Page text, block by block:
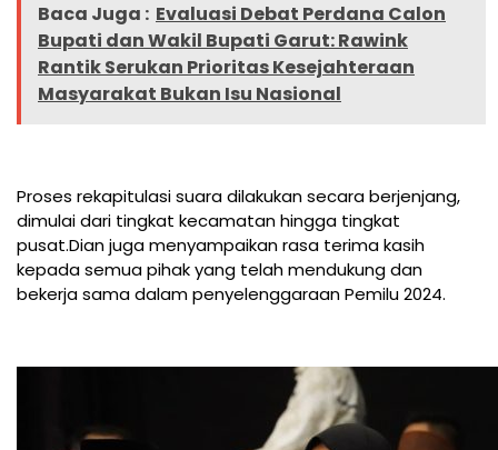
Baca Juga : Evaluasi Debat Perdana Calon
Bupati dan Wakil Bupati Garut: Rawink
Rantik Serukan Prioritas Kesejahteraan
Masyarakat Bukan Isu Nasional
Proses rekapitulasi suara dilakukan secara berjenjang,
dimulai dari tingkat kecamatan hingga tingkat
pusat.Dian juga menyampaikan rasa terima kasih
kepada semua pihak yang telah mendukung dan
bekerja sama dalam penyelenggaraan Pemilu 2024.